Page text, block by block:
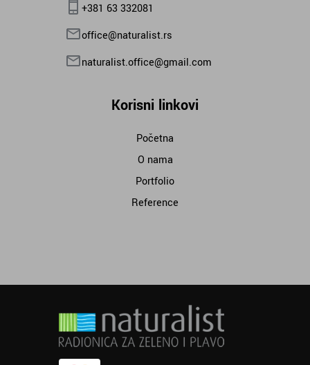
+381 63 332081
office@naturalist.rs
naturalist.office@gmail.com
Korisni linkovi
Početna
O nama
Portfolio
Reference